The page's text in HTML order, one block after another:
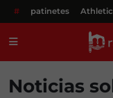
# patinetes
Noticias